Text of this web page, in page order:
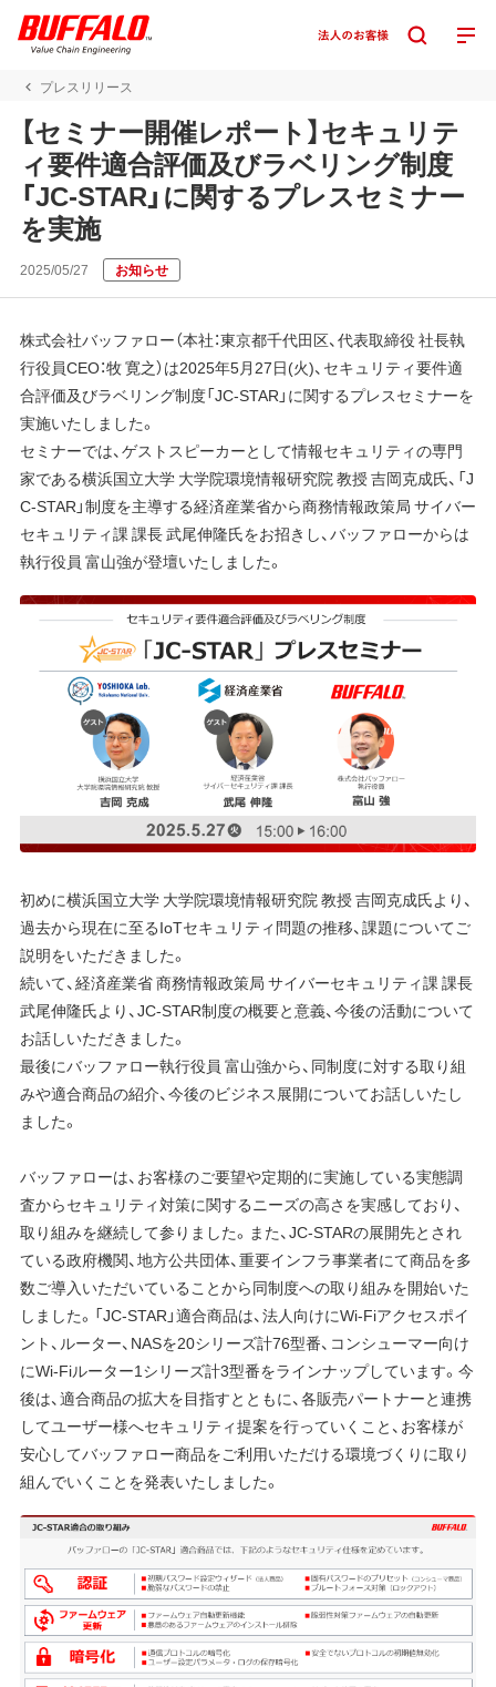
プレスリリース
【セミナー開催レポート】セキュリテ
ィ要件適合評価及びラベリング制度
「JC-STAR」に関するプレスセミナー
を実施
2025/05/27 お知らせ
株式会社バッファロー（本社：東京都千代田区、代表取締役 社長執
行役員CEO：牧 寛之）は2025年5月27日(火)、セキュリティ要件適
合評価及びラベリング制度「JC-STAR」に関するプレスセミナーを
実施いたしました。
セミナーでは、ゲストスピーカーとして情報セキュリティの専門
家である横浜国立大学 大学院環境情報研究院 教授 吉岡克成氏、「J
C-STAR」制度を主導する経済産業省から商務情報政策局 サイバー
セキュリティ課 課長 武尾伸隆氏をお招きし、バッファローからは
執行役員 富山強が登壇いたしました。
初めに横浜国立大学 大学院環境情報研究院 教授 吉岡克成氏より、
過去から現在に至るIoTセキュリティ問題の推移、課題についてご
説明をいただきました。
続いて、経済産業省 商務情報政策局 サイバーセキュリティ課 課長
武尾伸隆氏より、JC-STAR制度の概要と意義、今後の活動について
お話しいただきました。
最後にバッファロー執行役員 富山強から、同制度に対する取り組
みや適合商品の紹介、今後のビジネス展開についてお話しいたし
ました。
バッファローは、お客様のご要望や定期的に実施している実態調
査からセキュリティ対策に関するニーズの高さを実感しており、
取り組みを継続して参りました。また、JC-STARの展開先とされ
ている政府機関、地方公共団体、重要インフラ事業者にて商品を多
数ご導入いただいていることから同制度への取り組みを開始いた
しました。「JC-STAR」適合商品は、法人向けにWi-Fiアクセスポイ
ント、ルーター、NASを20シリーズ計76型番、コンシューマー向け
にWi-Fiルーター1シリーズ計3型番をラインナップしています。今
後は、適合商品の拡大を目指すとともに、各販売パートナーと連携
してユーザー様へセキュリティ提案を行っていくこと、お客様が
安心してバッファロー商品をご利用いただける環境づくりに取り
組んでいくことを発表いたしました。